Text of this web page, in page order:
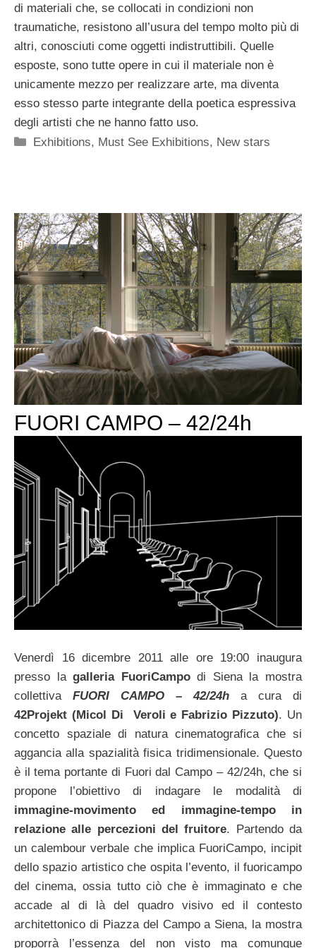
di materiali che, se collocati in condizioni non
traumatiche, resistono all’usura del tempo molto più di
altri, conosciuti come oggetti indistruttibili. Quelle
esposte, sono tutte opere in cui il materiale non è
unicamente mezzo per realizzare arte, ma diventa
esso stesso parte integrante della poetica espressiva
degli artisti che ne hanno fatto uso.
Categorie
Exhibitions, Must See Exhibitions, New stars
FUORI CAMPO – 42/24h
Venerdì 16 dicembre 2011 alle ore 19:00 inaugura
presso lagalleria FuoriCampodi Siena la mostra
collettiva FUORI CAMPO – 42/24h a cura di
42Projekt (Micol Di Veroli e Fabrizio Pizzuto). Un
concetto spaziale di natura cinematografica che si
aggancia alla spazialità fisica tridimensionale. Questo
è il tema portante di Fuori dal Campo – 42/24h, che si
propone l’obiettivo di indagare le modalità di
immagine-movimento ed immagine-tempo in
relazione alle percezioni del fruitore. Partendo da
un calembour verbale che implica FuoriCampo, incipit
dello spazio artistico che ospita l’evento, il fuoricampo
del cinema, ossia tutto ciò che è immaginato e che
accade al di là del quadro visivo ed il contesto
architettonico di Piazza del Campo a Siena, la mostra
proporrà l’essenza del non visto ma comunque